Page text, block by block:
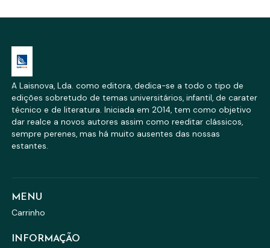
A Laisnova, Lda. como editora, dedica-se a todo o tipo de
edições sobretudo de temas universitários, infantil, de carater
técnico e de literatura. Iniciada em 2014, tem como objetivo
dar realce a novos autores assim como reeditar clássicos,
sempre perenes, mas há muito ausentes das nossas
estantes.
MENU
Carrinho
INFORMAÇÃO